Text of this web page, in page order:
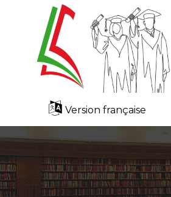
Version française